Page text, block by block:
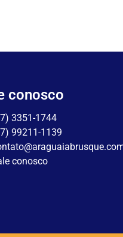
conosco
3351-1744
99211-1139
conosco